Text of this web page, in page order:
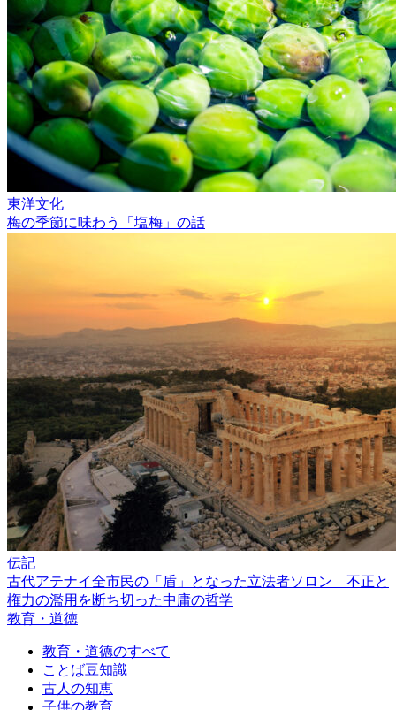
東洋文化
梅の季節に味わう「塩梅」の話
伝記
古代アテナイ全市民の「盾」となった立法者ソロン 不正と
権力の濫用を断ち切った中庸の哲学
教育・道徳
教育・道徳のすべて
ことば豆知識
古人の知恵
子供の教育